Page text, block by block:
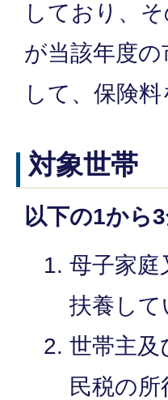
しており、
が当該年度
して、保険料
対象世帯
以下の1から
母子家庭
扶養して
世帯主及
民税の